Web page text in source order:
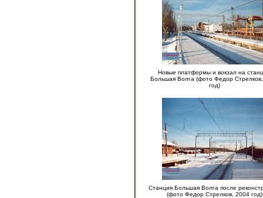
Новые платформы и вокзал на
Большая Волга (фото Федор
год)
Станция Большая Волга после
(фото Федор Стрелков, 2004 год)